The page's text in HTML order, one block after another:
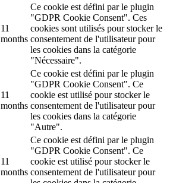
11
months
Ce cookie est défini par le plugin
"GDPR Cookie Consent". Ces
cookies sont utilisés pour stocker le
consentement de l'utilisateur pour
les cookies dans la catégorie
"Nécessaire".
11
months
Ce cookie est défini par le plugin
"GDPR Cookie Consent". Ce
cookie est utilisé pour stocker le
consentement de l'utilisateur pour
les cookies dans la catégorie
"Autre".
11
months
Ce cookie est défini par le plugin
"GDPR Cookie Consent". Ce
cookie est utilisé pour stocker le
consentement de l'utilisateur pour